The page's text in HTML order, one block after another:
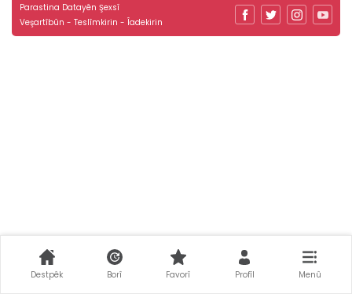
Parastina Datayên Şexsî
Veşartîbûn - Teslîmkirin - Îadekirin
Destpêk Borî Favorî Profîl Menû